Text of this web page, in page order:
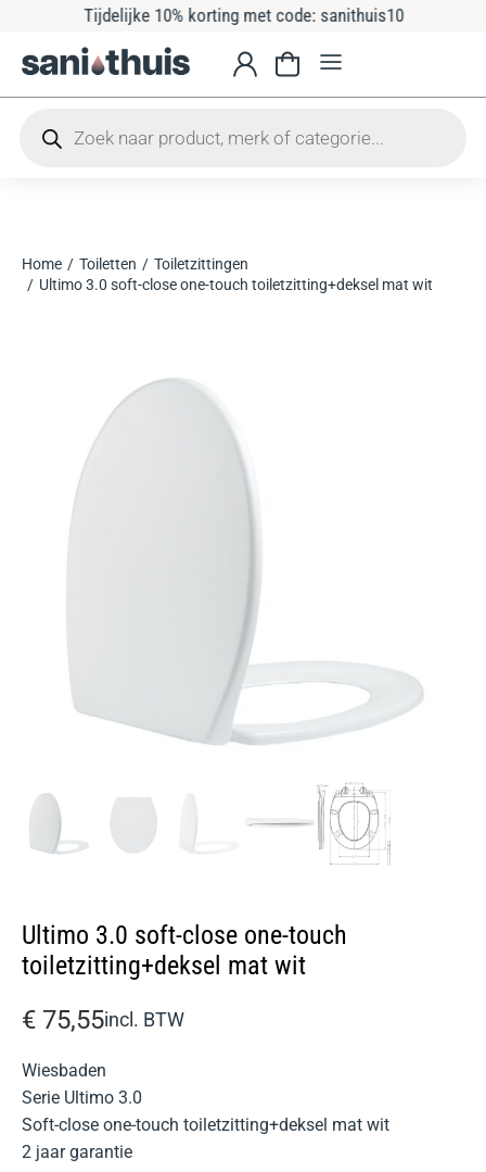
Tijdelijke 10% korting met code: sanithuis10
Je bent hier:
Home Toiletten
Toiletzittingen
Ultimo 3.0 soft-close one-touch toiletzitting+deksel mat wit
Ultimo 3.0 soft-close one-touch
toiletzitting+deksel mat wit
€ 75,55incl. BTW
Wiesbaden
Serie Ultimo 3.0
Soft-close one-touch toiletzitting+deksel mat wit
2 jaar garantie